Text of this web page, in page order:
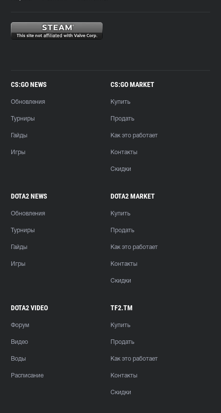
CS:GO NEWS
Обновления
Турниры
Гайды
Игры
CS:GO MARKET
Купить
Продать
Как это работает
Контакты
Скидки
DOTA2 NEWS
Обновления
Турниры
Гайды
Игры
DOTA2 MARKET
Купить
Продать
Как это работает
Контакты
Скидки
DOTA2 VIDEO
Форум
Видео
Воды
Расписание
TF2.TM
Купить
Продать
Как это работает
Контакты
Скидки